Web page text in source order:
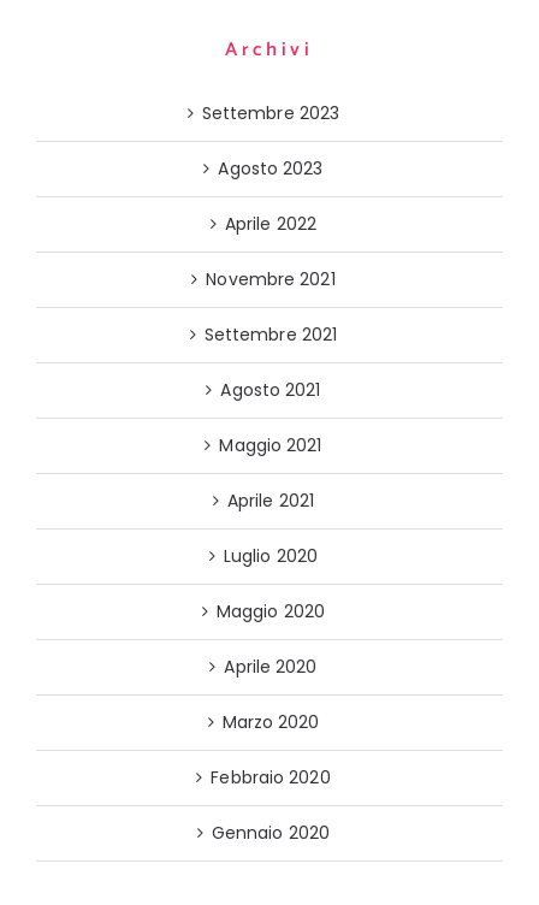
Archivi
Settembre 2023
Agosto 2023
Aprile 2022
Novembre 2021
Settembre 2021
Agosto 2021
Maggio 2021
Aprile 2021
Luglio 2020
Maggio 2020
Aprile 2020
Marzo 2020
Febbraio 2020
Gennaio 2020